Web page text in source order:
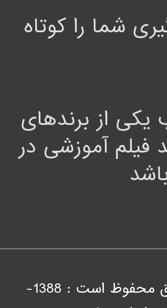
شما را کوتاه
یکی از برندهای
فیلم آموزشی در
تمامی حقوق محفوظ است : 1388-